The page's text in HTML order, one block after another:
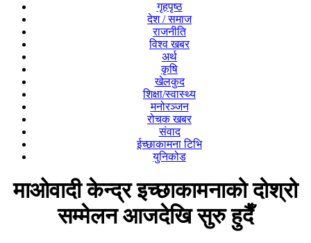
गृहपृष्ठ
देश / समाज
राजनीति
विश्व खबर
अर्थ
कृषि
खेलकुद
शिक्षा/स्वास्थ्य
मनोरञ्जन
रोचक खबर
संवाद
ईच्छाकामना टिभि
युनिकोड
माओवादी केन्द्र इच्छाकामनाको दोश्रो
सम्मेलन आजदेखि सुरु हुदैँ